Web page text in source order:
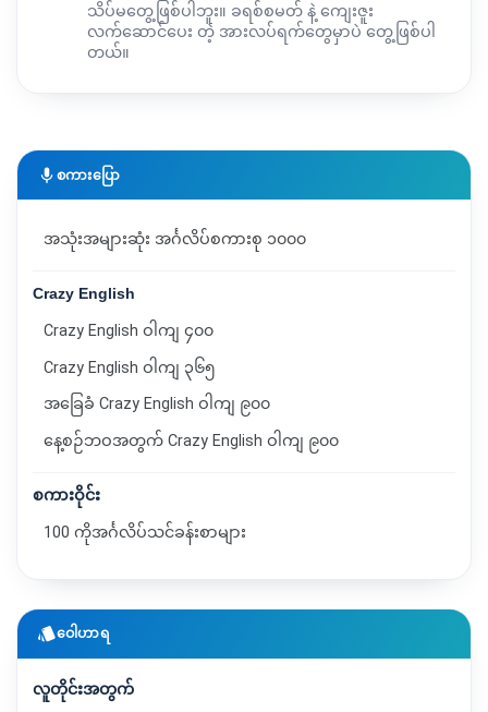
သိပ်မတွေ့ဖြစ်ပါဘူး။ ခရစ်စမတ် နဲ့ ကျေးဇူး
လက်ဆောင်ပေး တဲ့ အားလပ်ရက်တွေမှာပဲ တွေ့ဖြစ်ပါ
တယ်။
mic စကားပြော
အသုံးအများဆုံး အင်္ဂလိပ်စကားစု ၁၀၀၀
Crazy English
Crazy English ဝါကျ ၄၀၀
Crazy English ဝါကျ ၃၆၅
အခြေခံ Crazy English ဝါကျ ၉၀၀
နေ့စဉ်ဘဝအတွက် Crazy English ဝါကျ ၉၀၀
စကားဝိုင်း
100 ကိုအင်္ဂလိပ်သင်ခန်းစာများ
styleဝေါဟာရ
လူတိုင်းအတွက်